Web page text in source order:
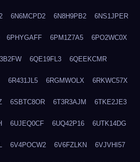
6N6MCPD2 6N8H9PB2 6NS1JPER
6PHYGAFF 6PM1Z7A5 6PO2WC0X
6QE19FL3 6QEEKCMR
6R431JL5 6RGMWOLX 6RKWC57X
6SBTC8OR 6T3R3AJM 6TKE2JE3
6UJEQ0CF 6UQ42P16 6UTK14DG
6V4POCW2 6V6FZLKN 6VJVHI57